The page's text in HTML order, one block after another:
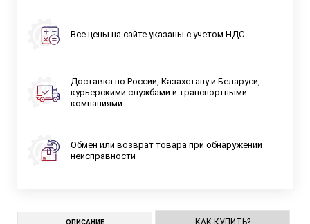
Все цены на сайте указаны с учетом НДС
Доставка по России, Казахстану и Беларуси,
курьерскими службами и транспортными
компаниями
Обмен или возврат товара при обнаружении
неисправности